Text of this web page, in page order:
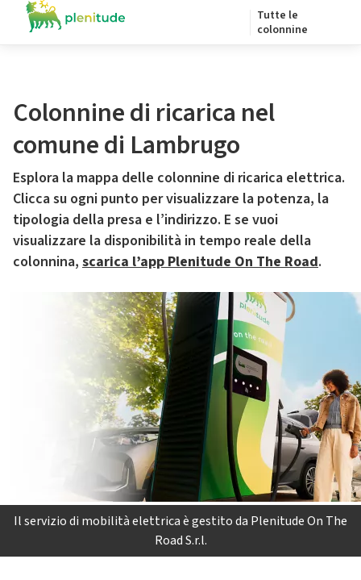
Tutte le
colonnine
Colonnine di ricarica nel
comune di Lambrugo
Esplora la mappa delle colonnine di ricarica elettrica.
Clicca su ogni punto per visualizzare la potenza, la
tipologia della presa e l’indirizzo. E se vuoi
visualizzare la disponibilità in tempo reale della
colonnina, scarica l’app Plenitude On The Road.
Il servizio di mobilità elettrica è gestito da Plenitude On The
Road S.r.l.